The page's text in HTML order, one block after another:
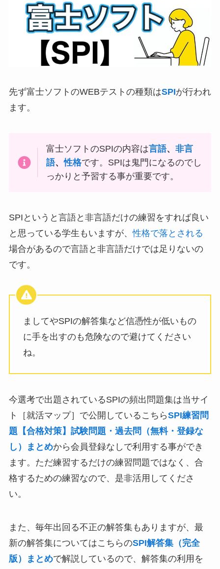
先ず富士ソフトのWEBテストの種類はSPIが行われ
ます。
富士ソフトのSPIの内容は言語、非言
語、性格です。SPIは鬼門になるのでし
っかりと予習する事が重要です。
SPIというと言語と非言語だけの練習をすれば良い
と思っている学生もいますが、性格で落とされる
場合があるので言語と非言語だけでは足りないの
です。
ましてやSPIの解答集など信憑性が低いもの
に手を出すのも危険なので避けてください
ね。
今選考で出題されているSPIの頻出問題集は当サイ
ト［就活マップ］で公開しているこちらSPI練習問
題【合格対策】試験問題・過去問（無料・登録な
し）まとめから会員登録なしで利用する事ができ
ます。ただ練習するだけの練習問題ではなく、合
格するための練習なので、是非活用してくださ
い。
また、毎年出回る不正の解答集もありますが、最
新の解答集についてはこちらのSPI解答集（完全
版）まとめで解説しているので、解答集の利用を